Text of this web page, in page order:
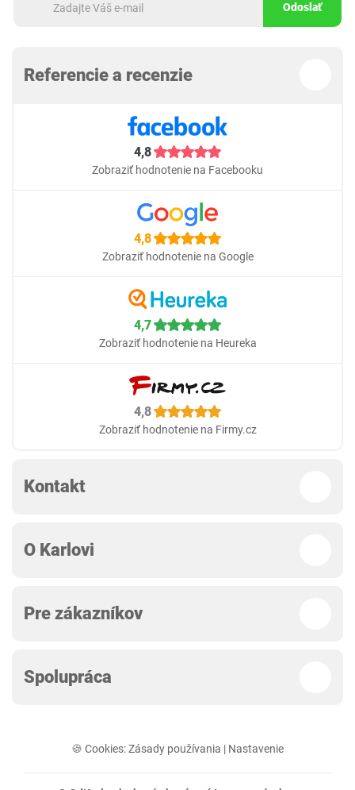
Odoslať
Referencie a recenzie
4,8
Zobraziť hodnotenie na Facebooku
4,8
Zobraziť hodnotenie na Google
4,7
Zobraziť hodnotenie na Heureka
4,8
Zobraziť hodnotenie na Firmy.cz
Kontakt
O Karlovi
Pre zákazníkov
Spolupráca
🍪 Cookies:Zásady používania | Nastavenie